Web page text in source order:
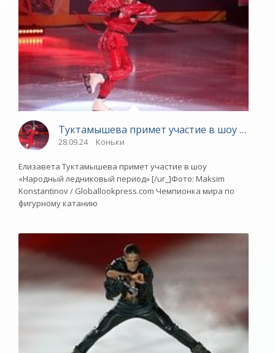
Туктамышева примет участие в шоу
28.09.24 Коньки
Елизавета Туктамышева примет участие в шоу
«Народный ледниковый период» [/ur_]Фото: Maksim
Konstantinov / Globallookpress.com Чемпионка мира по
фигурному катанию